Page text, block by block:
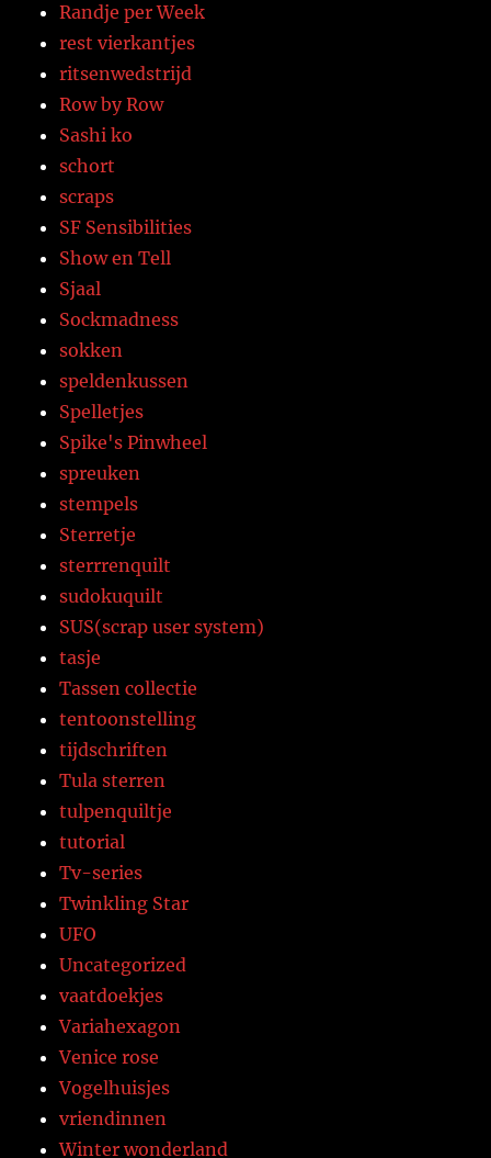
Randje per Week
rest vierkantjes
ritsenwedstrijd
Row by Row
Sashi ko
schort
scraps
SF Sensibilities
Show en Tell
Sjaal
Sockmadness
sokken
speldenkussen
Spelletjes
Spike's Pinwheel
spreuken
stempels
Sterretje
sterrrenquilt
sudokuquilt
SUS(scrap user system)
tasje
Tassen collectie
tentoonstelling
tijdschriften
Tula sterren
tulpenquiltje
tutorial
Tv-series
Twinkling Star
UFO
Uncategorized
vaatdoekjes
Variahexagon
Venice rose
Vogelhuisjes
vriendinnen
Winter wonderland